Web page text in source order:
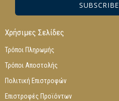
SUBSCRIBE
Χρήσιμες Σελίδες
Τρόποι Πληρωμής
Τρόποι Αποστολής
Πολιτική Επιστροφών
Επιστροφές Προϊόντων